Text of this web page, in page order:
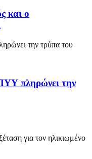
και ο
πληρώνει την